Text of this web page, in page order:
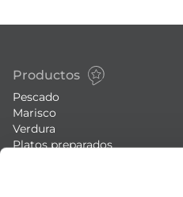
Productos
Pescado
Marisco
Verdura
Platos preparados